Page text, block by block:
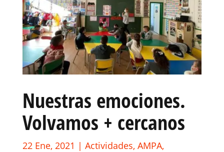
Nuestras emociones.
Volvamos + cercanos
22 Ene, 2021 | Actividades, AMPA,